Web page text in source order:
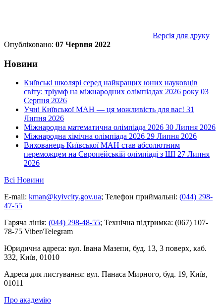
Версія для друку
Опубліковано: 07 Червня 2022
Новини
Київські школярі серед найкращих юних науковців
світу: тріумф на міжнародних олімпіадах 2026 року 03
Серпня 2026
Учні Київської МАН — ця можливість для вас! 31
Липня 2026
Міжнародна математична олімпіада 2026 30 Липня 2026
Міжнародна хімічна олімпіада 2026 29 Липня 2026
Вихованець Київської МАН став абсолютним
переможцем на Європейській олімпіаді з ШІ 27 Липня
2026
Всі Новини
E-mail: kman@kyivcity.gov.ua; Телефон приймальні: (044) 298-
47-55
Гаряча лінія: (044) 298-48-55; Технічна підтримка: (067) 107-
78-75 Viber/Telegram
Юридична адреса: вул. Івана Мазепи, буд. 13, 3 поверх, каб.
332, Київ, 01010
Адреса для листування: вул. Панаса Мирного, буд. 19, Київ,
01011
Про академію